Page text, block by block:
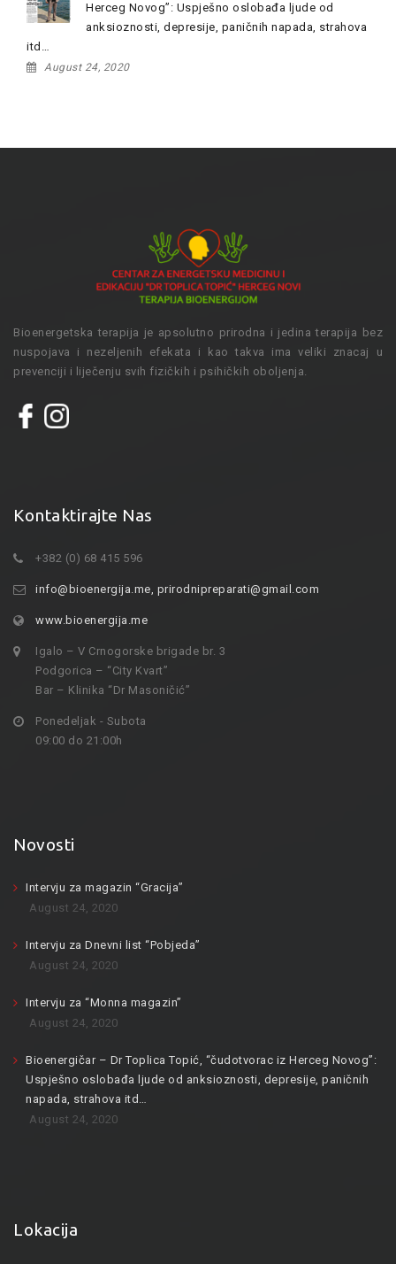
Herceg Novog”: Uspješno oslobađa ljude od
anksioznosti, depresije, paničnih napada, strahova
itd…
August 24, 2020
Bioenergetska terapija je apsolutno prirodna i jedina terapija bez
nuspojava i nezeljenih efekata i kao takva ima veliki znacaj u
prevenciji i liječenju svih fizičkih i psihičkih oboljenja.
Kontaktirajte Nas
+382 (0) 68 415 596
info@bioenergija.me prirodnipreparati@gmail.com
www.bioenergija.me
Igalo – V Crnogorske brigade br. 3
Podgorica – “City Kvart”
Bar – Klinika “Dr Masoničić”
Ponedeljak - Subota
09:00 do 21:00h
Novosti
Intervju za magazin “Gracija”
August 24, 2020
Intervju za Dnevni list “Pobjeda”
August 24, 2020
Intervju za “Monna magazin”
August 24, 2020
Bioenergičar – Dr Toplica Topić, “čudotvorac iz Herceg Novog”:
Uspješno oslobađa ljude od anksioznosti, depresije, paničnih
napada, strahova itd…
August 24, 2020
Lokacija